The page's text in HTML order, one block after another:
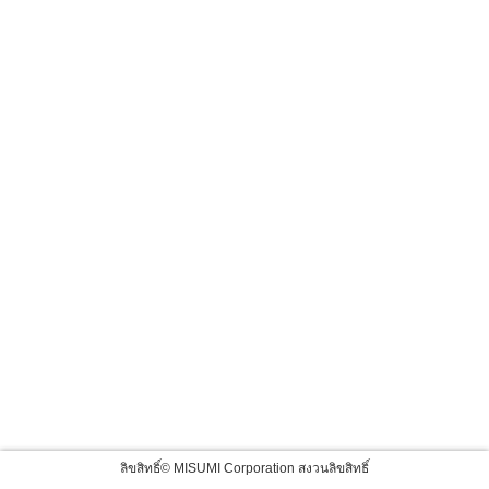
ลิขสิทธิ์© MISUMI Corporation สงวนลิขสิทธิ์